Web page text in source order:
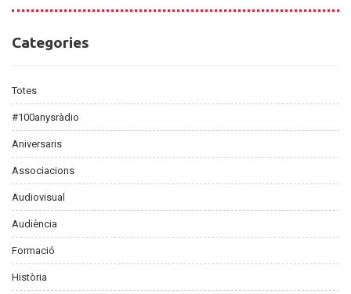
Categories
Categories
Totes
#100anysràdio
Aniversaris
Associacions
Audiovisual
Audiència
Formació
Història